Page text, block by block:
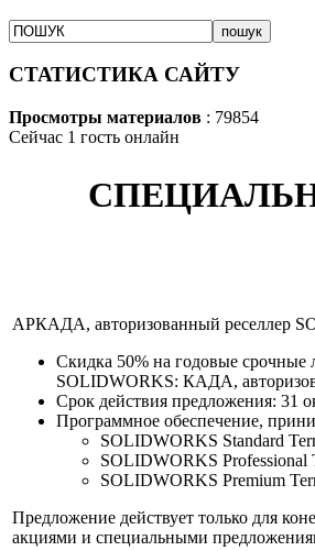
СТАТИСТИКА САЙТУ
Просмотры материалов : 79854
Сейчас 1 гость онлайн
АРКАДА, авторизованный реселлер
Скидка 50% на годовые
SOLIDWORKS: КАДА,
Срок действия предложения: 31
Программное обеспечение,
SOLIDWORKS Standard
SOLIDWORKS Professional
SOLIDWORKS Premium
Предложение действует только для
акциями и специальными